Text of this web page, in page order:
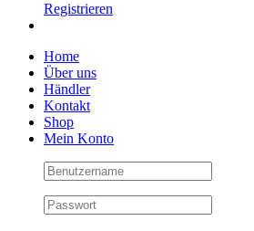
Registrieren
Home
Über uns
Händler
Kontakt
Shop
Mein Konto